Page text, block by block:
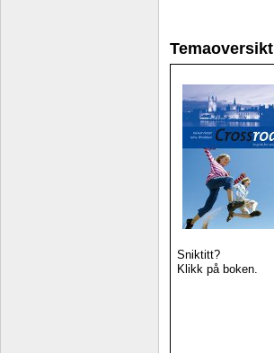
Temaoversikt
Sniktitt?
Klikk på boken.